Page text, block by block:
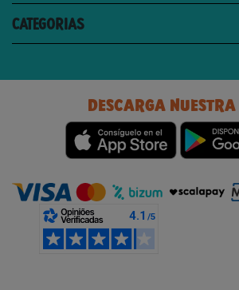
CATEGORIAS
DESCARGA